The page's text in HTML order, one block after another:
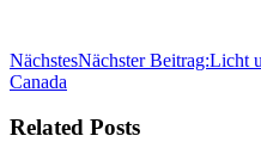
NächstesNächster Beitrag:Licht
Canada
Related Posts